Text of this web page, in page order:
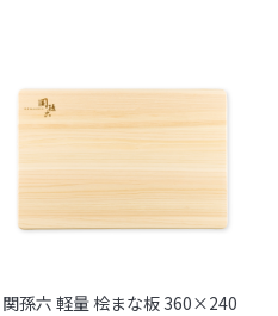
関孫六 軽量 桧まな板 360×240